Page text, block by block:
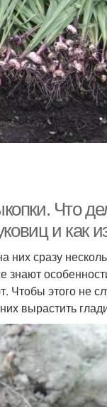
Что
и как
сразу
знают
Чтобы этого не
вырастить